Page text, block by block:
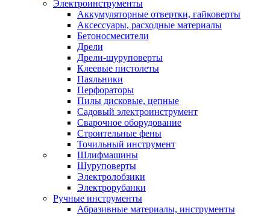
Электроинструменты
Аккумуляторные отвертки, гайковерты
Аксессуары, расходные материалы
Бетоносмесители
Дрели
Дрели-шуруповерты
Клеевые пистолеты
Паяльники
Перфораторы
Пилы дисковые, цепные
Садовый электроинструмент
Сварочное оборудование
Строительные фены
Точильный инструмент
Шлифмашины
Шуруповерты
Электролобзики
Электрорубанки
Ручные инструменты
Абразивные материалы, инструменты